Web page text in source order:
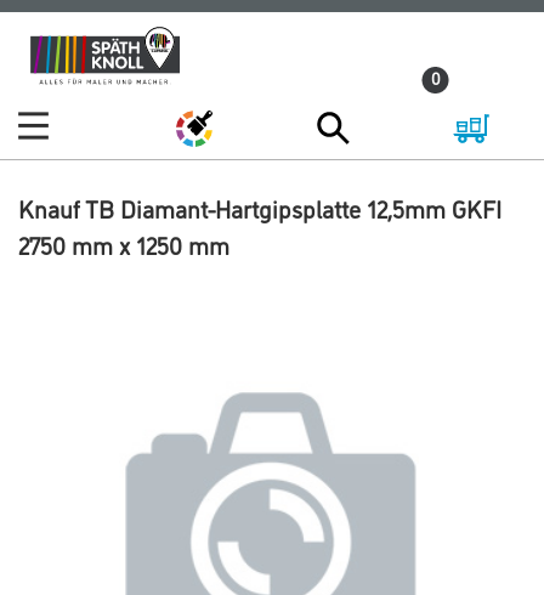
Zum
Inhalt
Zum
Navigationsmenü
0
Knauf TB Diamant-Hartgipsplatte 12,5mm GKFI
2750 mm x 1250 mm